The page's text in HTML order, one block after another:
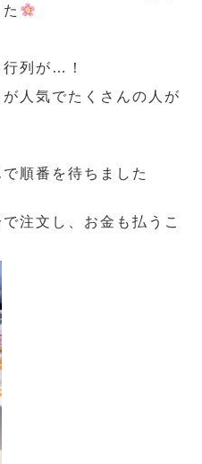
列が…！
人気でたくさんの人が
順番を待ちました
注文し、お金も払うこ